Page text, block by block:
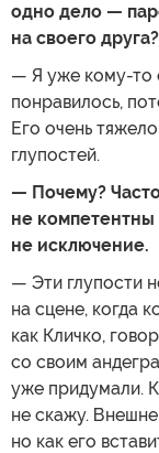
одно дело —
на своего друга?
— Я уже кому-то
понравилось,
Его очень
глупостей.
— Почему?
не
не исключение.
— Эти глупости
на сцене, когда
как Кличко,
со своим
уже придумали.
не скажу.
но как его